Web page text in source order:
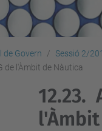
de Govern Sessió 2/
de l'Àmbit de Nàutica
12.23.